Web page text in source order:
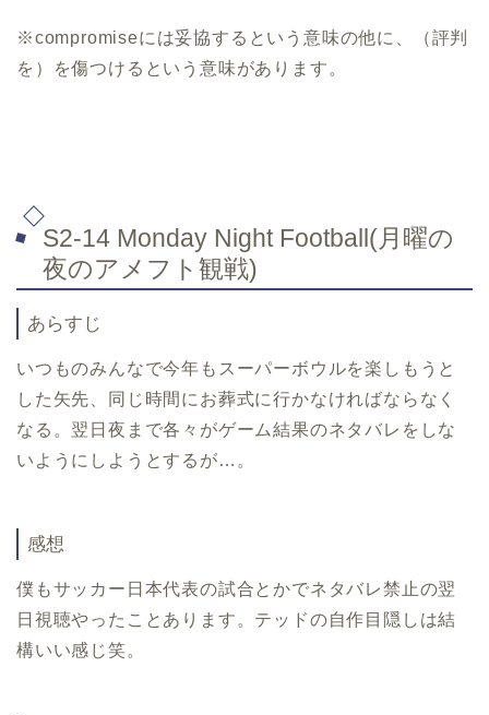
※compromiseには妥協するという意味の他に、（評判
を）を傷つけるという意味があります。
S2-14 Monday Night Football(月曜の
夜のアメフト観戦)
あらすじ
いつものみんなで今年もスーパーボウルを楽しもうと
した矢先、同じ時間にお葬式に行かなければならなく
なる。翌日夜まで各々がゲーム結果のネタバレをしな
いようにしようとするが…。
感想
僕もサッカー日本代表の試合とかでネタバレ禁止の翌
日視聴やったことあります。テッドの自作目隠しは結
構いい感じ笑。